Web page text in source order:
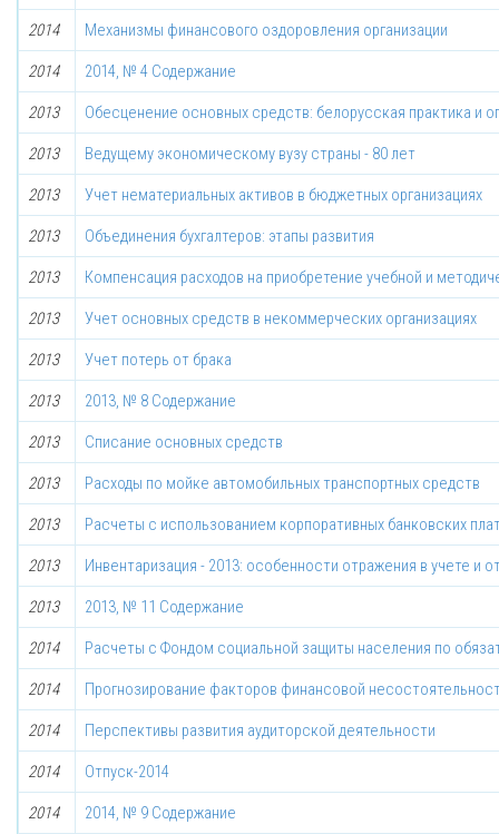
2014 Механизмы финансового оздоровления организации
2014 2014, № 4 Содержание
2013 Обесценение основных средств: белорусская практика и
2013 Ведущему экономическому вузу страны - 80 лет
2013 Учет нематериальных активов в бюджетных организациях
2013 Объединения бухгалтеров: этапы развития
2013 Компенсация расходов на приобретение учебной и
2013 Учет основных средств в некоммерческих организациях
2013 Учет потерь от брака
2013 2013, № 8 Содержание
2013 Списание основных средств
2013 Расходы по мойке автомобильных транспортных средств
2013 Расчеты с использованием корпоративных банковских
2013 Инвентаризация - 2013: особенности отражения в учете и
2013 2013, № 11 Содержание
2014 Расчеты с Фондом социальной защиты населения по
2014 Прогнозирование факторов финансовой
2014 Перспективы развития аудиторской деятельности
2014 Отпуск-2014
2014 2014, № 9 Содержание